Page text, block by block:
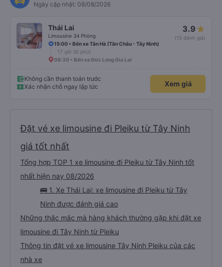
Ngày cập nhật: 08/08/2026
Thái Lai
Limousine 34 Phòng
3.9
(15 đánh giá)
15:00 • Bến xe Tân Hà (Tân Châu - Tây Ninh)
17 giờ 30 phút
08:30 • Bến xe Đức Long Gia Lai
Không cần thanh toán trước
Xác nhận chỗ ngay lập tức
Xem giá
Đặt vé xe limousine đi Pleiku từ Tây Ninh
giá tốt nhất
Tổng hợp TOP 1 xe limousine đi Pleiku từ Tây Ninh tốt
nhất hiện nay 08/2026
🚌 1. Xe Thái Lai: xe limousine đi Pleiku từ Tây
Ninh được đánh giá cao
Những thắc mắc mà hàng khách thường gặp khi đặt xe
limousine đi Tây Ninh từ Pleiku
Thông tin đặt vé xe limousine Tây Ninh Pleiku của các
nhà xe